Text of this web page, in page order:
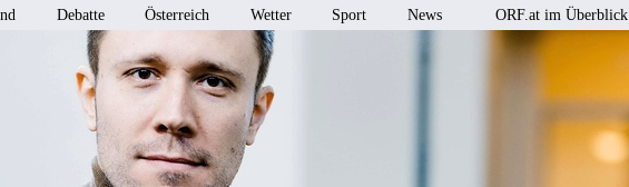
Debatte Österreich Wetter Sport News ORF.at im Überblick